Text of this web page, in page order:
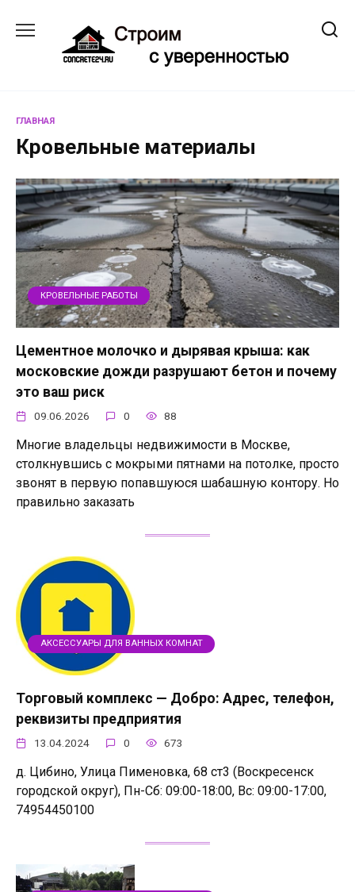
содержанию
ГЛАВНАЯ
Кровельные материалы
КРОВЕЛЬНЫЕ РАБОТЫ
Цементное молочко и дырявая крыша: как
московские дожди разрушают бетон и почему
это ваш риск
09.06.2026 0 88
Многие владельцы недвижимости в Москве,
столкнувшись с мокрыми пятнами на потолке, просто
звонят в первую попавшуюся шабашную контору. Но
правильно заказать
АКСЕССУАРЫ ДЛЯ ВАННЫХ КОМНАТ
Торговый комплекс — Добро: Адрес, телефон,
реквизиты предприятия
13.04.2024 0 673
д. Цибино, Улица Пименовка, 68 ст3 (Воскресенск
городской округ), Пн-Сб: 09:00-18:00, Вс: 09:00-17:00,
74954450100